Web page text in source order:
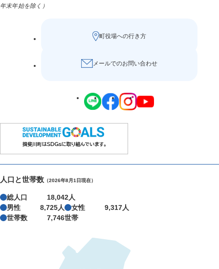
年末年始を除く）
町役場への行き方
メールでのお問い合わせ
人口と世帯数 （2026年8月1日現在）
総人口
18,042人
男性
8,725人 女性
9,317人
世帯数
7,746世帯